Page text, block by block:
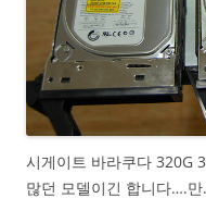
시게이트 바라쿠다 320G
많던 모델이긴 합니다….